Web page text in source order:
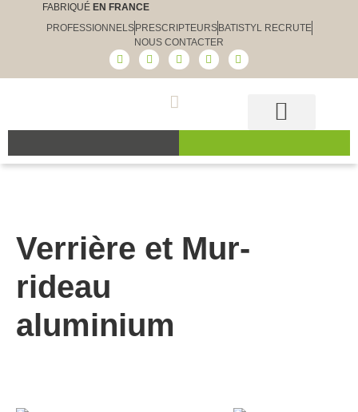
FABRIQUÉ EN FRANCE
PROFESSIONNELS PRESCRIPTEURS BATISTYL RECRUTE
NOUS CONTACTER
Verrière et Mur-
rideau
aluminium